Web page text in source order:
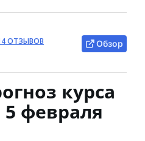
ОТЗЫВОВ
Обзор
курса
февраля